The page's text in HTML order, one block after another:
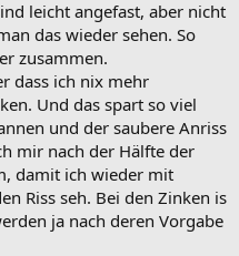
leicht angefast, aber nicht
das wieder sehen. So
zusammen.
dass ich nix mehr
Und das spart so viel
und der saubere Anriss
mir nach der Hälfte der
damit ich wieder mit
Riss seh. Bei den Zinken is
ja nach deren Vorgabe